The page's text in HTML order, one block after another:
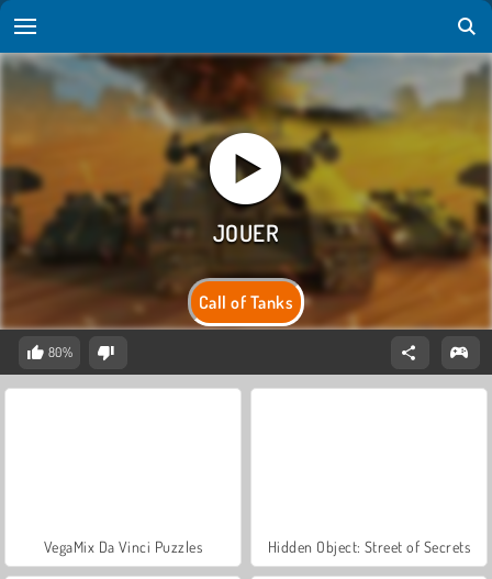
Call of Tanks
80%
VegaMix Da Vinci Puzzles Hidden Object: Street of Secrets